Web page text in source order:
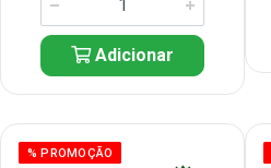
Adicionar
% PROMOÇÃO